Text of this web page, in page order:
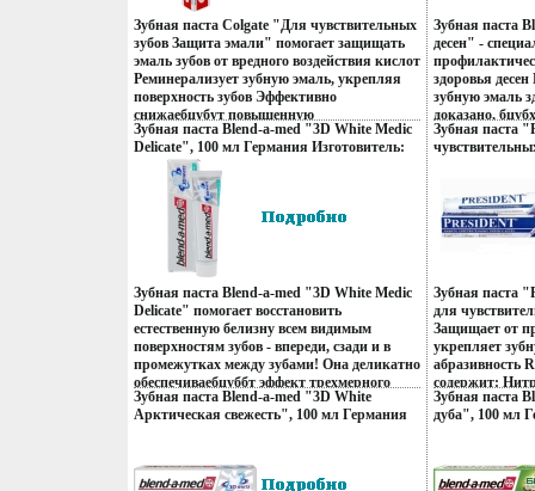
Зубная паста Colgate "Для чувствительных
зубов Защита эмали" помогает защищать
эмаль зубов от вредного воздействия кислот
Реминерализует зубную эмаль, укрепляя
поверхность зубов Эффективно
снижаебцубут повышенную
чувствительность зубов Проникает к
нервным окончанием зуба, устраняя
болевые ощущения Характеристики:
Объем: 75 мл Изготовитель: Польша Товар
сертифицирован.
Зубная паста Blend-a-med "3D White Medic
Delicate", 100 мл Германия Изготовитель:
Россия Товар сертифицирован инфо 13370q.
Зубная паста Blend-a-med "3D White Medic
Delicate" помогает восстановить
естественную белизну всем видимым
поверхностям зубов - впереди, сзади и в
промежутках между зубами! Она деликатно
обеспечиваебцуббт эффект трехмерного
отбеливания без вреда для эмали
Характеристики: Объем: 100 мл
Зубная паста Blend-a-med "3D White
Арктическая свежесть", 100 мл Германия
- натуральный
борется с
для здоровых
натуральный
- натуральный
натуральный
Зубная паста
десен" -
здоровья
зубную эмаль
доказано,
зубной пасты
удалению
ежедневно
десен
Зубная паста
Зубная паста
для
Защищает от
укрепляет
абразивность
содержит:
блокирует
Зубная паста
дуба", 100 мл